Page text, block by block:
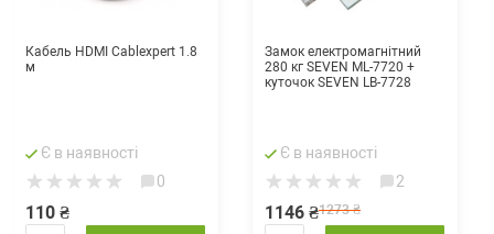
Кабель HDMI Cablexpert 1.8
м
Є в наявності
0
110 ₴
Замок електромагнітний
280 кг SEVEN ML-7720 +
куточок SEVEN LB-7728
Є в наявності
2
1273 ₴
1146 ₴